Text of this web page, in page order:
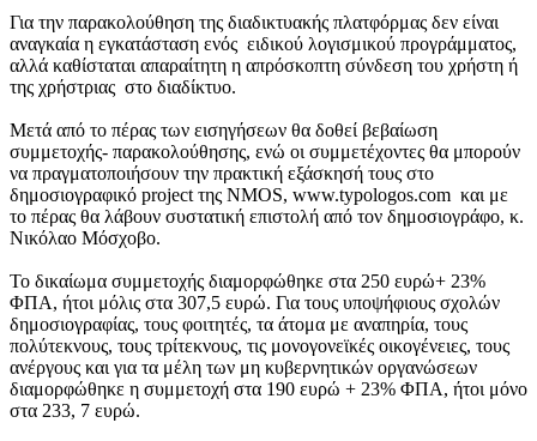
Για την παρακολούθηση της διαδικτυακής πλατφόρμας δεν είναι
αναγκαία η εγκατάσταση ενός ειδικού λογισμικού προγράμματος,
αλλά καθίσταται απαραίτητη η απρόσκοπτη σύνδεση του χρήστη ή
της χρήστριας στο διαδίκτυο.
Μετά από το πέρας των εισηγήσεων θα δοθεί βεβαίωση
συμμετοχής- παρακολούθησης, ενώ οι συμμετέχοντες θα μπορούν
να πραγματοποιήσουν την πρακτική εξάσκησή τους στο
δημοσιογραφικό project της NMOS, www.typologos.com και με
το πέρας θα λάβουν συστατική επιστολή από τον δημοσιογράφο, κ.
Νικόλαο Μόσχοβο.
Το δικαίωμα συμμετοχής διαμορφώθηκε στα 250 ευρώ+ 23%
ΦΠΑ, ήτοι μόλις στα 307,5 ευρώ. Για τους υποψήφιους σχολών
δημοσιογραφίας, τους φοιτητές, τα άτομα με αναπηρία, τους
πολύτεκνους, τους τρίτεκνους, τις μονογονεϊκές οικογένειες, τους
ανέργους και για τα μέλη των μη κυβερνητικών οργανώσεων
διαμορφώθηκε η συμμετοχή στα 190 ευρώ + 23% ΦΠΑ, ήτοι μόνο
στα 233, 7 ευρώ.